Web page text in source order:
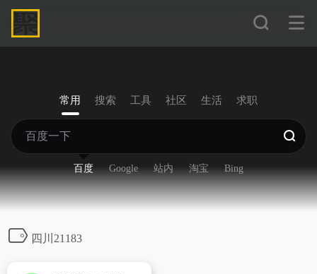
常用 搜索 工具 社区 生活 求职
百度 Google 站内 淘宝 Bing
四川21183